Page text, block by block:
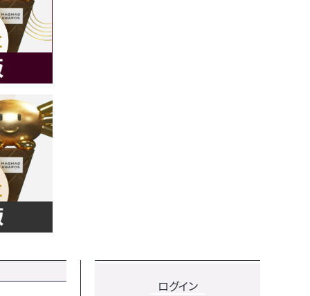
ログイン